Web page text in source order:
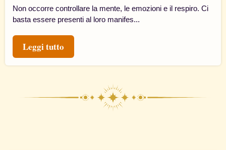
Non occorre controllare la mente, le emozioni e il respiro. Ci
basta essere presenti al loro manifes...
Leggi tutto